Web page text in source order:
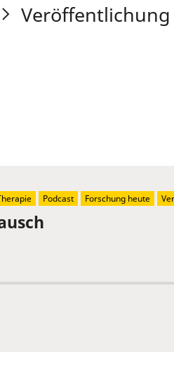
Veröffentlichung
Podcast Forschung heute